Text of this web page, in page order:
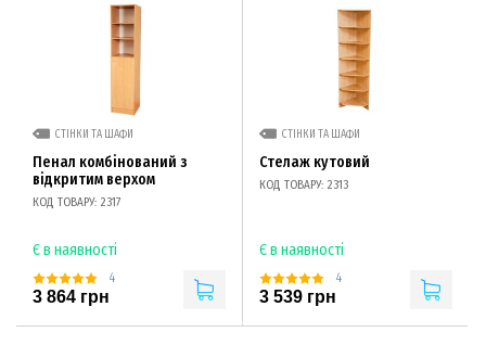
СТІНКИ ТА ШАФИ
Пенал комбінований з
відкритим верхом
КОД ТОВАРУ: 2317
Є в наявності
4
3 864 грн
СТІНКИ ТА ШАФИ
Стелаж кутовий
КОД ТОВАРУ: 2313
Є в наявності
4
3 539 грн